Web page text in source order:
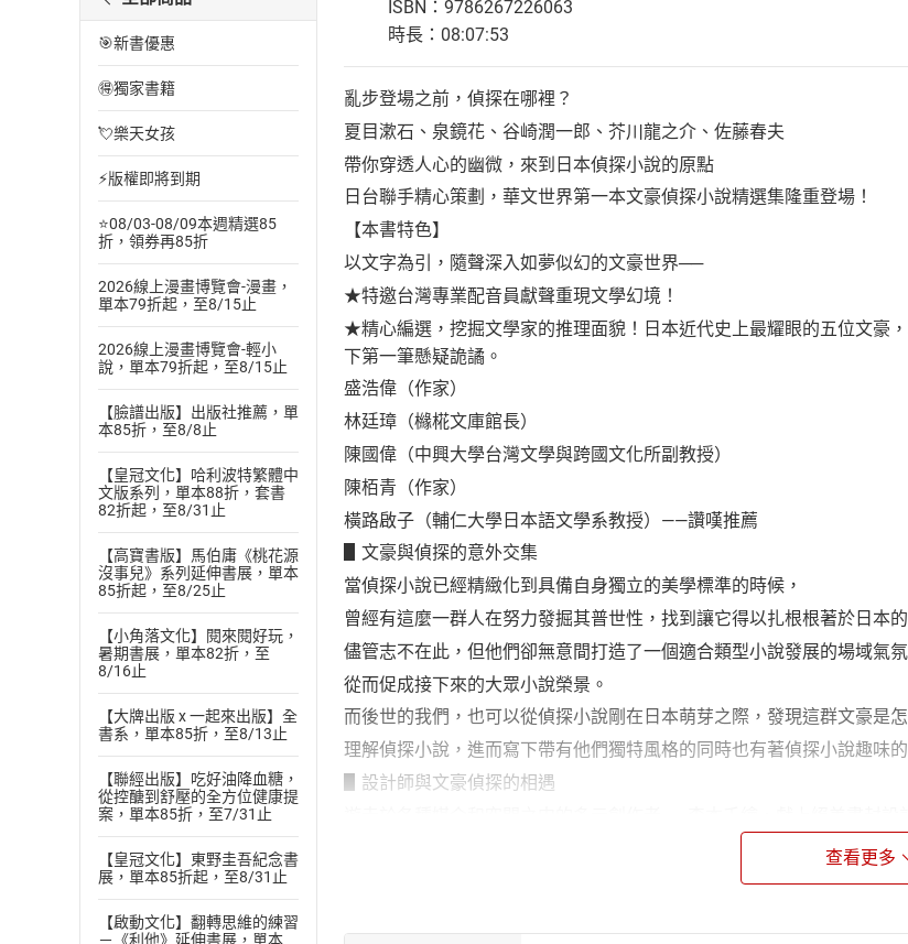
🎯新書優惠
🉐獨家書籍
💘樂天女孩
⚡版權即將到期
⭐08/03-08/09本週精選85
折，領券再85折
2026線上漫畫博覽會-漫畫，
單本79折起，至8/15止
2026線上漫畫博覽會-輕小
說，單本79折起，至8/15止
【臉譜出版】出版社推薦，單
本85折，至8/8止
【皇冠文化】哈利波特繁體中
文版系列，單本88折，套書
82折起，至8/31止
【高寶書版】馬伯庸《桃花源
沒事兒》系列延伸書展，單本
85折起，至8/25止
【小角落文化】閱來閱好玩，
暑期書展，單本82折，至
8/16止
【大牌出版 x 一起來出版】全
書系，單本85折，至8/13止
【聯經出版】吃好油降血糖，
從控醣到舒壓的全方位健康提
案，單本85折，至7/31止
【皇冠文化】東野圭吾紀念書
展，單本85折起，至8/31止
【啟動文化】翻轉思維的練習
－《利他》延伸書展，單本
ISBN：9786267226063
時長：08:07:53
亂步登場之前，偵探在哪裡？
夏目漱石、泉鏡花、谷崎潤一郎、芥川龍之介、佐藤春夫
帶你穿透人心的幽微，來到日本偵探小說的原點
日台聯手精心策劃，華文世界第一本文豪偵探小說精選集隆重登場！
【本書特色】
以文字為引，隨聲深入如夢似幻的文豪世界──
★特邀台灣專業配音員獻聲重現文學幻境！
★精心編選，挖掘文學家的推理面貌！日本近代史上最耀眼的五位文豪
下第一筆懸疑詭譎。
盛浩偉（作家）
林廷璋（櫞椛文庫館長）
陳國偉（中興大學台灣文學與跨國文化所副教授）
陳栢青（作家）
橫路啟子（輔仁大學日本語文學系教授）——讚嘆推薦
▋文豪與偵探的意外交集
當偵探小說已經精緻化到具備自身獨立的美學標準的時候，
曾經有這麼一群人在努力發掘其普世性，找到讓它得以扎根根著於日本的
儘管志不在此，但他們卻無意間打造了一個適合類型小說發展的場域氣氛
從而促成接下來的大眾小說榮景。
而後世的我們，也可以從偵探小說剛在日本萌芽之際，發現這群文豪是
理解偵探小說，進而寫下帶有他們獨特風格的同時也有著偵探小說趣味的
▋設計師與文豪偵探的相遇
提到偵探小說，我便想到在融化的冰刃下，怒放出的人性花朵；
講到「偵探小說」，我腦海中浮現出來的便是書封的場景。
查看更多